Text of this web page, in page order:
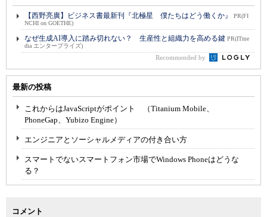
【西野亮廣】ビジネス書最新刊『北極星 僕たちはどう働くか』
PR(FI
NCHI on GOETHE)
なぜ生成AI導入に踏み切れない？ 生産性と組織力を高める鍵 PR(ITme
dia エンタープライズ)
Recommended by
最新の投稿
これからはJavaScriptがポイント （Titanium Mobile、
PhoneGap、Yubizo Engine）
エンジニアとソーシャルメディアの付き合い方
スマートでないスマートフォン市場でWindows Phoneはどうな
る？
コメント